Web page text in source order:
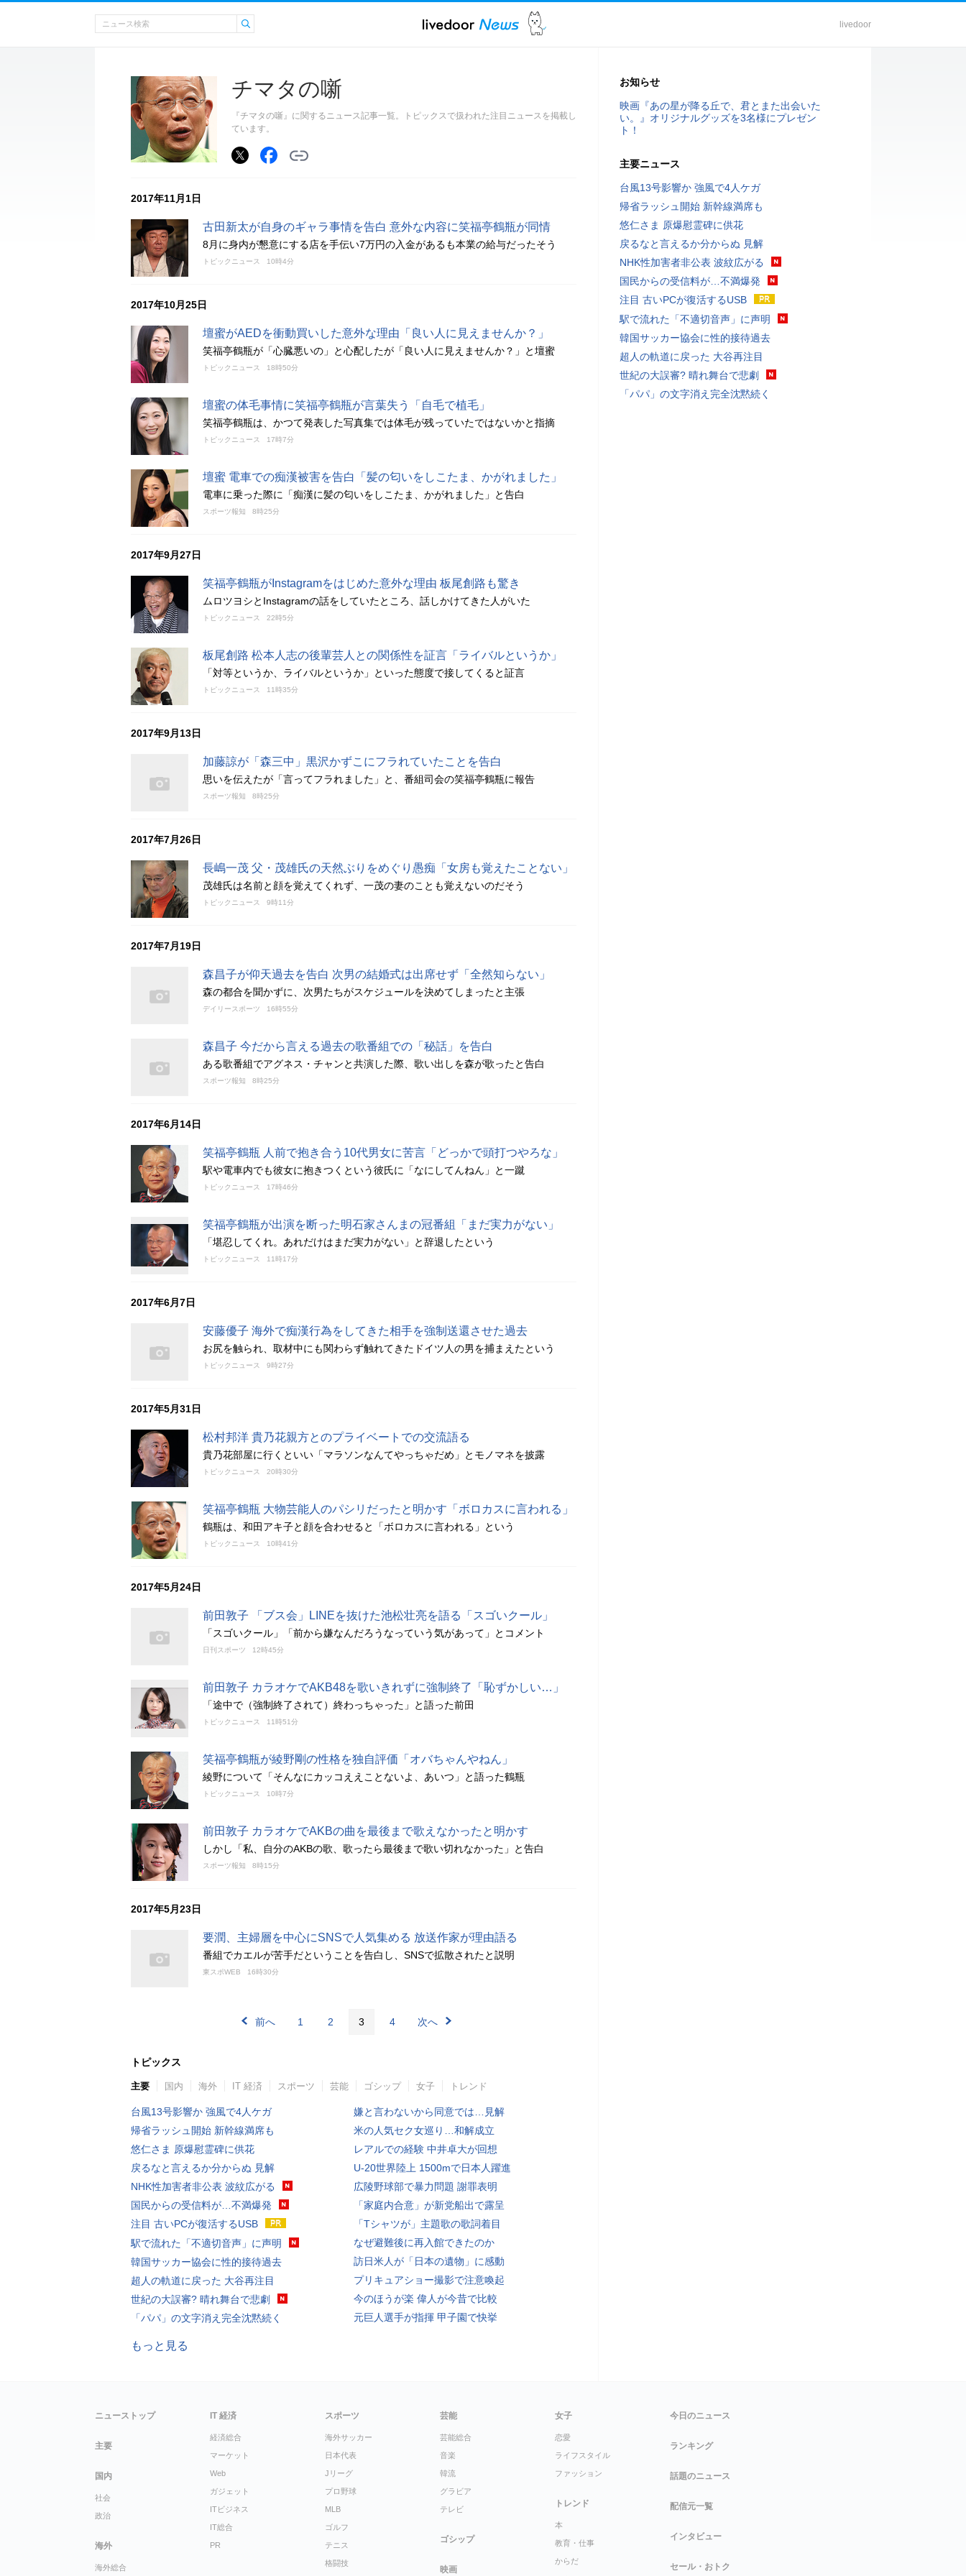
livedoor
チマタの噺
『チマタの噺』に関するニュース記事一覧。トピックスで扱われた注目ニュースを掲載し
ています。
2017年11月1日
古田新太が自身のギャラ事情を告白 意外な内容に笑福亭鶴瓶が同情
8月に身内が懇意にする店を手伝い7万円の入金があるも本業の給与だったそう
トピックニュース 10時4分
2017年10月25日
壇蜜がAEDを衝動買いした意外な理由「良い人に見えませんか？」
笑福亭鶴瓶が「心臓悪いの」と心配したが「良い人に見えませんか？」と壇蜜
トピックニュース 18時50分
壇蜜の体毛事情に笑福亭鶴瓶が言葉失う「自毛で植毛」
笑福亭鶴瓶は、かつて発表した写真集では体毛が残っていたではないかと指摘
トピックニュース 17時7分
壇蜜 電車での痴漢被害を告白「髪の匂いをしこたま、かがれました」
電車に乗った際に「痴漢に髪の匂いをしこたま、かがれました」と告白
スポーツ報知 8時25分
2017年9月27日
笑福亭鶴瓶がInstagramをはじめた意外な理由 板尾創路も驚き
ムロツヨシとInstagramの話をしていたところ、話しかけてきた人がいた
トピックニュース 22時5分
板尾創路 松本人志の後輩芸人との関係性を証言「ライバルというか」
「対等というか、ライバルというか」といった態度で接してくると証言
トピックニュース 11時35分
2017年9月13日
加藤諒が「森三中」黒沢かずこにフラれていたことを告白
思いを伝えたが「言ってフラれました」と、番組司会の笑福亭鶴瓶に報告
スポーツ報知 8時25分
2017年7月26日
長嶋一茂 父・茂雄氏の天然ぶりをめぐり愚痴「女房も覚えたことない」
茂雄氏は名前と顔を覚えてくれず、一茂の妻のことも覚えないのだそう
トピックニュース 9時11分
2017年7月19日
森昌子が仰天過去を告白 次男の結婚式は出席せず「全然知らない」
森の都合を聞かずに、次男たちがスケジュールを決めてしまったと主張
デイリースポーツ 16時55分
森昌子 今だから言える過去の歌番組での「秘話」を告白
ある歌番組でアグネス・チャンと共演した際、歌い出しを森が歌ったと告白
スポーツ報知 8時25分
2017年6月14日
笑福亭鶴瓶 人前で抱き合う10代男女に苦言「どっかで頭打つやろな」
駅や電車内でも彼女に抱きつくという彼氏に「なにしてんねん」と一蹴
トピックニュース 17時46分
笑福亭鶴瓶が出演を断った明石家さんまの冠番組「まだ実力がない」
「堪忍してくれ。あれだけはまだ実力がない」と辞退したという
トピックニュース 11時17分
2017年6月7日
安藤優子 海外で痴漢行為をしてきた相手を強制送還させた過去
お尻を触られ、取材中にも関わらず触れてきたドイツ人の男を捕まえたという
トピックニュース 9時27分
2017年5月31日
松村邦洋 貴乃花親方とのプライベートでの交流語る
貴乃花部屋に行くといい「マラソンなんてやっちゃだめ」とモノマネを披露
トピックニュース 20時30分
笑福亭鶴瓶 大物芸能人のパシリだったと明かす「ボロカスに言われる」
鶴瓶は、和田アキ子と顔を合わせると「ボロカスに言われる」という
トピックニュース 10時41分
2017年5月24日
前田敦子 「ブス会」LINEを抜けた池松壮亮を語る「スゴいクール」
「スゴいクール」「前から嫌なんだろうなっていう気があって」とコメント
日刊スポーツ 12時45分
前田敦子 カラオケでAKB48を歌いきれずに強制終了「恥ずかしい…」
「途中で（強制終了されて）終わっちゃった」と語った前田
トピックニュース 11時51分
笑福亭鶴瓶が綾野剛の性格を独自評価「オバちゃんやねん」
綾野について「そんなにカッコええことないよ、あいつ」と語った鶴瓶
トピックニュース 10時7分
前田敦子 カラオケでAKBの曲を最後まで歌えなかったと明かす
しかし「私、自分のAKBの歌、歌ったら最後まで歌い切れなかった」と告白
スポーツ報知 8時15分
2017年5月23日
要潤、主婦層を中心にSNSで人気集める 放送作家が理由語る
番組でカエルが苦手だということを告白し、SNSで拡散されたと説明
東スポWEB 16時30分
前へ 1 2 3 4 次へ
トピックス
主要 国内 海外 IT 経済 スポーツ 芸能 ゴシップ 女子 トレンド
台風13号影響か 強風で4人ケガ
帰省ラッシュ開始 新幹線満席も
悠仁さま 原爆慰霊碑に供花
戻るなと言えるか分からぬ 見解
NHK性加害者非公表 波紋広がる
国民からの受信料が…不満爆発
注目 古いPCが復活するUSB
駅で流れた「不適切音声」に声明
韓国サッカー協会に性的接待過去
超人の軌道に戻った 大谷再注目
世紀の大誤審? 晴れ舞台で悲劇
「パパ」の文字消え完全沈黙続く
嫌と言わないから同意では…見解
米の人気セク女巡り…和解成立
レアルでの経験 中井卓大が回想
U-20世界陸上 1500mで日本人躍進
広陵野球部で暴力問題 謝罪表明
「家庭内合意」が新党船出で露呈
「Tシャツが」主題歌の歌詞着目
なぜ避難後に再入館できたのか
訪日米人が「日本の遺物」に感動
プリキュアショー撮影で注意喚起
今のほうが楽 偉人が今昔で比較
元巨人選手が指揮 甲子園で快挙
もっと見る
お知らせ
映画『あの星が降る丘で、君とまた出会いた
い。』オリジナルグッズを3名様にプレゼン
ト！
主要ニュース
台風13号影響か 強風で4人ケガ
帰省ラッシュ開始 新幹線満席も
悠仁さま 原爆慰霊碑に供花
戻るなと言えるか分からぬ 見解
NHK性加害者非公表 波紋広がる
国民からの受信料が…不満爆発
注目 古いPCが復活するUSB
駅で流れた「不適切音声」に声明
韓国サッカー協会に性的接待過去
超人の軌道に戻った 大谷再注目
世紀の大誤審? 晴れ舞台で悲劇
「パパ」の文字消え完全沈黙続く
ニューストップ
主要
国内
社会
政治
海外
海外総合
IT 経済
経済総合
マーケット
Web
ガジェット
ITビジネス
IT総合
PR
スポーツ
海外サッカー
日本代表
Jリーグ
プロ野球
MLB
ゴルフ
テニス
格闘技
芸能
芸能総合
音楽
韓流
グラビア
テレビ
ゴシップ
映画
女子
恋愛
ライフスタイル
ファッション
トレンド
本
教育・仕事
からだ
今日のニュース
ランキング
話題のニュース
配信元一覧
インタビュー
セール・おトク